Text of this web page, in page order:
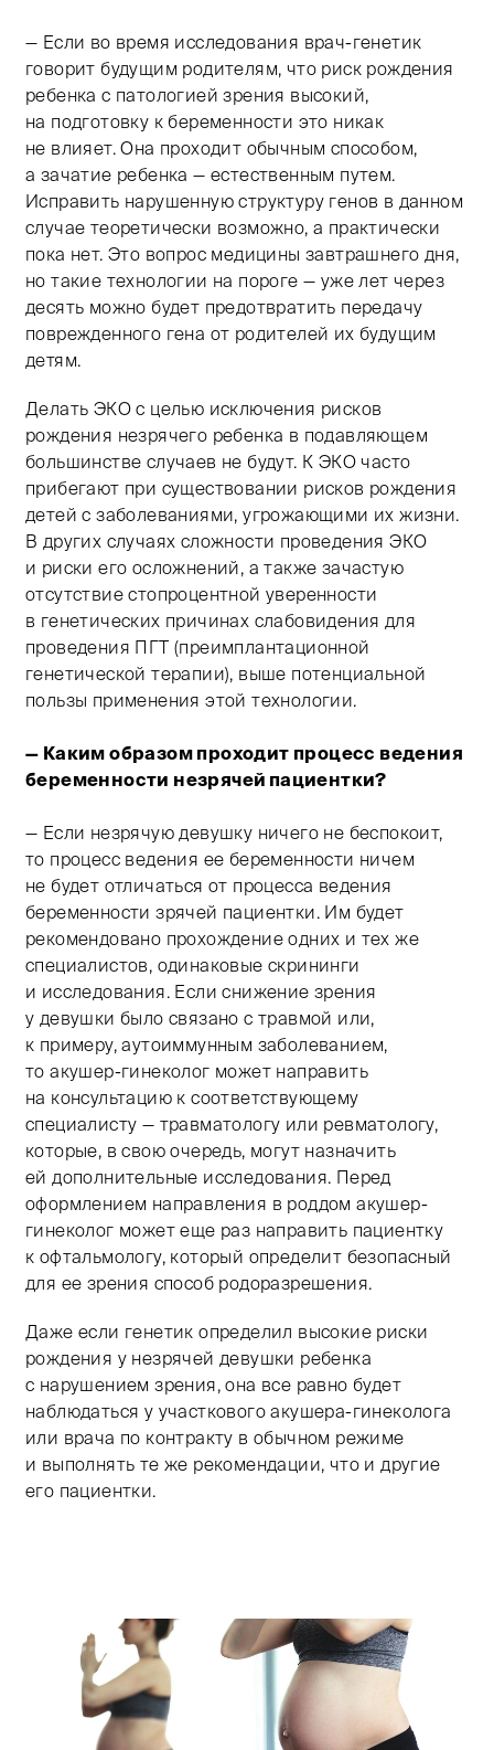
— Если во время исследования врач-генетик
говорит будущим родителям, что риск рождения
ребенка с патологией зрения высокий,
на подготовку к беременности это никак
не влияет. Она проходит обычным способом,
а зачатие ребенка — естественным путем.
Исправить нарушенную структуру генов в данном
случае теоретически возможно, а практически
пока нет. Это вопрос медицины завтрашнего дня,
но такие технологии на пороге — уже лет через
десять можно будет предотвратить передачу
поврежденного гена от родителей их будущим
детям.
Делать ЭКО с целью исключения рисков
рождения незрячего ребенка в подавляющем
большинстве случаев не будут. К ЭКО часто
прибегают при существовании рисков рождения
детей с заболеваниями, угрожающими их жизни.
В других случаях сложности проведения ЭКО
и риски его осложнений, а также зачастую
отсутствие стопроцентной уверенности
в генетических причинах слабовидения для
проведения ПГТ (преимплантационной
генетической терапии), выше потенциальной
пользы применения этой технологии.
— Каким образом проходит процесс ведения
беременности незрячей пациентки?
— Если незрячую девушку ничего не беспокоит,
то процесс ведения ее беременности ничем
не будет отличаться от процесса ведения
беременности зрячей пациентки. Им будет
рекомендовано прохождение одних и тех же
специалистов, одинаковые скрининги
и исследования. Если снижение зрения
у девушки было связано с травмой или,
к примеру, аутоиммунным заболеванием,
то акушер-гинеколог может направить
на консультацию к соответствующему
специалисту — травматологу или ревматологу,
которые, в свою очередь, могут назначить
ей дополнительные исследования. Перед
оформлением направления в роддом акушер-
гинеколог может еще раз направить пациентку
к офтальмологу, который определит безопасный
для ее зрения способ родоразрешения.
Даже если генетик определил высокие риски
рождения у незрячей девушки ребенка
с нарушением зрения, она все равно будет
наблюдаться у участкового акушера-гинеколога
или врача по контракту в обычном режиме
и выполнять те же рекомендации, что и другие
его пациентки.